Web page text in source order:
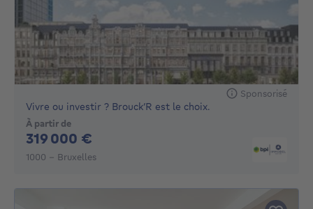
Sponsorisé
Vivre ou investir ? Brouck’R est le choix.
À partir de
319 000 €
1000 - Bruxelles